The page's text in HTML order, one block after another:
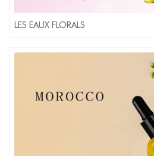
LES EAUX FLORALS